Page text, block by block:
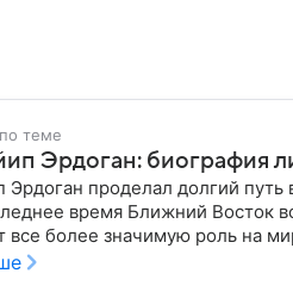
теме
Эрдоган: биография
проделал долгий путь
время Ближний Восток
все более значимую роль на
лидера.